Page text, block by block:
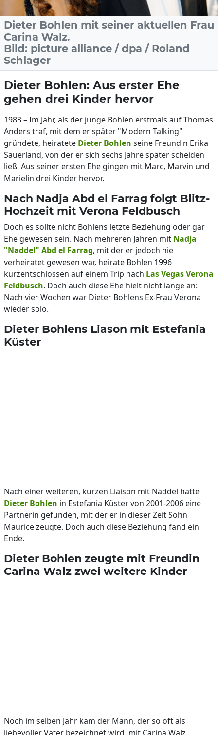
Dieter Bohlen mit seiner aktuellen Frau
Carina Walz.
Bild: picture alliance / dpa / Roland
Schlager
Dieter Bohlen: Aus erster Ehe
gehen drei Kinder hervor
1983 – Im Jahr, als der junge Bohlen erstmals auf Thomas
Anders traf, mit dem er später "Modern Talking"
gründete, heiratete Dieter Bohlen seine Freundin Erika
Sauerland, von der er sich sechs Jahre später scheiden
ließ. Aus seiner ersten Ehe gingen mit Marc, Marvin und
Marielin drei Kinder hervor.
Nach Nadja Abd el Farrag folgt Blitz-
Hochzeit mit Verona Feldbusch
Doch es sollte nicht Bohlens letzte Beziehung oder gar
Ehe gewesen sein. Nach mehreren Jahren mit Nadja
"Naddel" Abd el Farrag, mit der er jedoch nie
verheiratet gewesen war, heirate Bohlen 1996
kurzentschlossen auf einem Trip nach Las VegasVerona
Feldbusch. Doch auch diese Ehe hielt nicht lange an:
Nach vier Wochen war Dieter Bohlens Ex-Frau Verona
wieder solo.
Dieter Bohlens Liason mit Estefania
Küster
Nach einer weiteren, kurzen Liaison mit Naddel hatte
Dieter Bohlen in Estefania Küster von 2001-2006 eine
Partnerin gefunden, mit der er in dieser Zeit Sohn
Maurice zeugte. Doch auch diese Beziehung fand ein
Ende.
Dieter Bohlen zeugte mit Freundin
Carina Walz zwei weitere Kinder
Noch im selben Jahr kam der Mann, der so oft als
liebevoller Vater bezeichnet wird, mit Carina Walz